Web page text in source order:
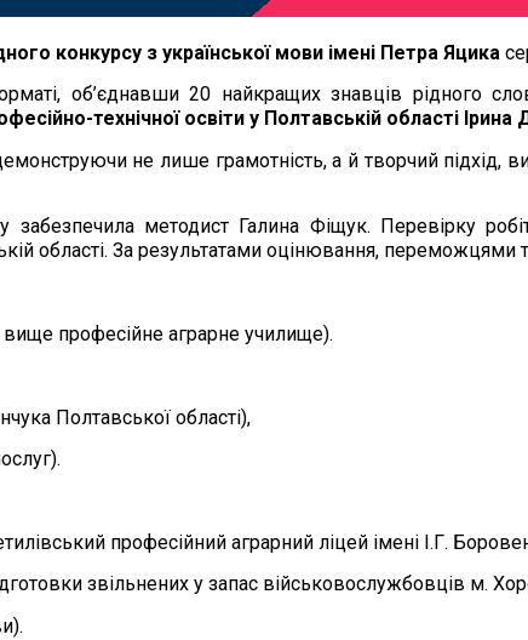
конкурсу з української мови імені Петра Яцика
об’єднавши 20 найкращих знавців рідного
технічної освіти у Полтавській області Ірина
не лише грамотність, а й творчий підхід,
забезпечила методист Галина Фіщук. Перевірку
області. За результатами оцінювання, переможцями
професійне аграрне училище).
Полтавської області),
професійний аграрний ліцей імені І.Г.
звільнених у запас військовослужбовців м.